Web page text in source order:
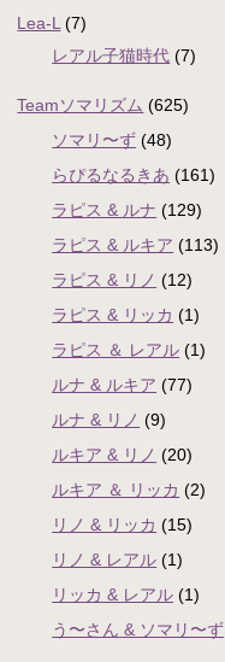
Lea-L(7)
レアル子猫時代 (7)
Teamソマリズム (625)
ソマリ〜ず (48)
らぴるなるきあ (161)
ラピス & ルナ (129)
ラピス & ルキア (113)
ラピス & リノ (12)
ラピス & リッカ (1)
ラピス ＆ レアル (1)
ルナ & ルキア (77)
ルナ & リノ (9)
ルキア & リノ (20)
ルキア ＆ リッカ (2)
リノ & リッカ (15)
リノ & レアル (1)
リッカ & レアル (1)
う〜さん & ソマリ〜ず